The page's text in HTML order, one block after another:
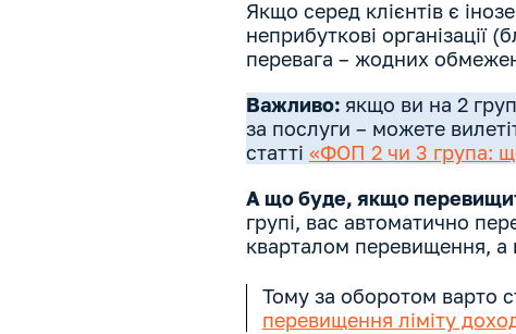
Якщо серед клієнтів є
неприбуткові організації
перевага – жодних
Важливо: якщо ви на 2
за послуги – можете
статті «ФОП 2 чи 3 група:
А що буде, якщо
групі, вас автоматично
кварталом перевищення, а
Тому за оборотом варто
перевищення ліміту